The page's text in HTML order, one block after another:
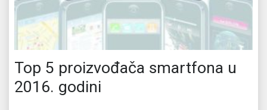
Top 5 proizvođača smartfona u
2016. godini